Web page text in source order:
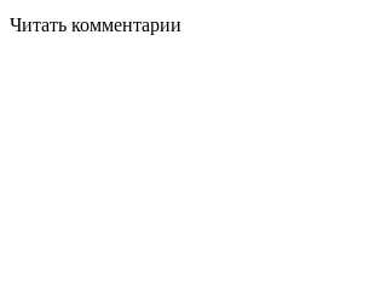
Читать комментарии